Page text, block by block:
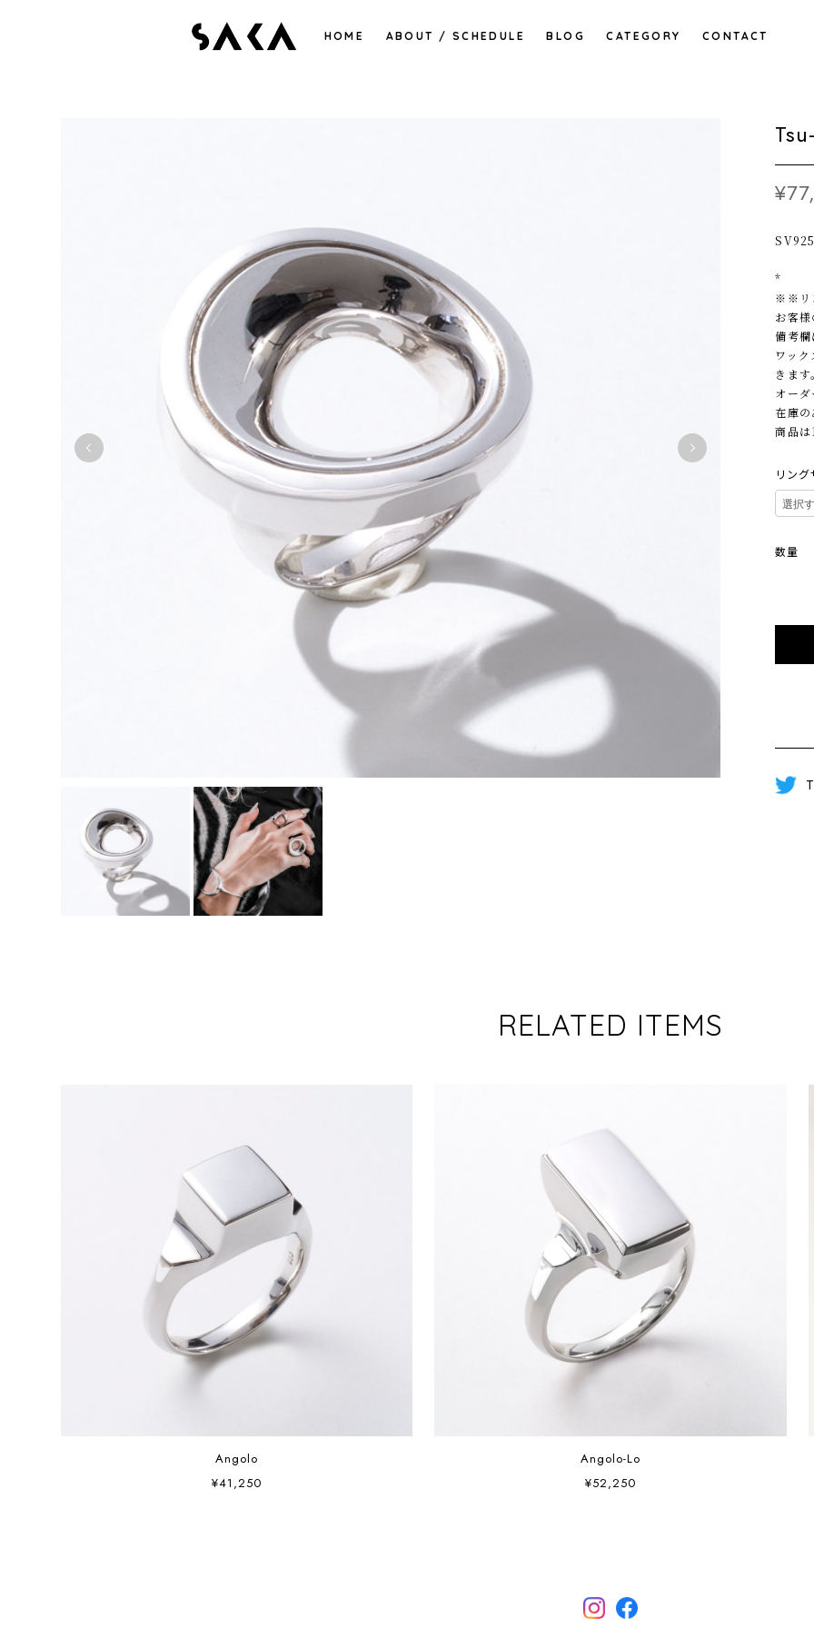
HOME ABOUT / SCHEDULE BLOG CATEGORY CONTACT
*
※※リ
お客
備考
ワッ
きます
オー
在庫
商品
リン
数量
RELATED ITEMS
Angolo
¥41,250
Angolo-Lo
¥52,250